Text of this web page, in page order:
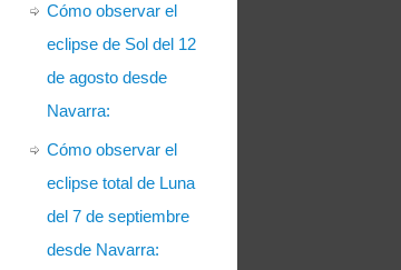
Cómo observar el
eclipse de Sol del 12
de agosto desde
Navarra:
Cómo observar el
eclipse total de Luna
del 7 de septiembre
desde Navarra: